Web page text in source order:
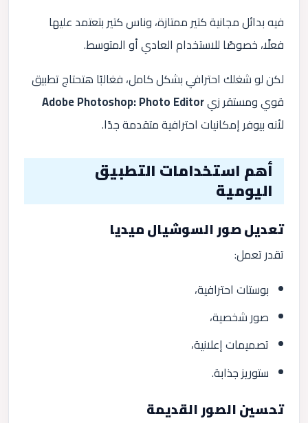
فيه بدائل مجانية كتير ممتازة، وناس كتير بتعتمد عليها
فعلًا، خصوصًا للاستخدام العادي أو المتوسط.
لكن لو شغلك احترافي بشكل كامل، فغالبًا هتحتاج تطبيق
قوي ومستقر زيAdobe Photoshop: Photo Editor
لأنه بيوفر إمكانيات احترافية متقدمة جدًا.
أهم استخدامات التطبيق
اليومية
تعديل صور السوشيال ميديا
تقدر تعمل:
بوستات احترافية،
صور شخصية،
تصميمات إعلانية،
ستوريز جذابة.
تحسين الصور القديمة